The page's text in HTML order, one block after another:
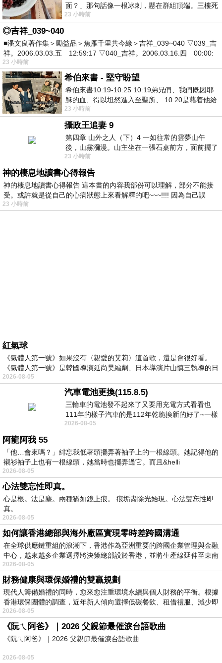
面？」那句話像一根冰刺，懸在群組頂端。三樓死
死盯著照片裡的人。那個人確實站在
23 小時前
◎吉祥_039~040
■潘文良著作集＞勵益品＞魚雁千里共今緣＞吉祥_039~040 ▽039_吉
祥。2006.03.03.五 12:59:17 ▽040_吉祥。2006.03.16.四 00:00:
23 小時前
希伯來書 - 堅守盼望
希伯來書10:19-10:25 10:19弟兄們、我們既因耶
穌的血、得以坦然進入至聖所、 10:20是藉着他給
我們開了一條又新又活的路從幔子經過
23 小時前
攝政王追妻 9
第四章 山外之人（下）4 一如往常的雲夢山午
後，山霧瀰漫。山主坐在一張石桌前方，面前擺了
一盤未下完的棋盤，還有一壺茶與兩只冒
23 小時前
神的棲息地讀書心得報告
神的棲息地讀書心得報告 這本書的內容我部份可以理解，部分不能接
受。或許就是從自己的心病狀態上來看解釋的吧~~~!!!! 因為自己誤
23 小時前
紅氣球
《氣體人第一號》如果沒有〈親愛的艾莉〉這首歌，還是會很好看。
《氣體人第一號》是韓國導演延尚昊編劇、日本導演片山慎三執導的日
2026-08-05
汽車電池更換(115.8.5)
三輪車的電池發不起來了又要用充電方式看看也
111年的樣子汽車的是112年乾脆換新的好了~一樣
在阿炮電池買的漲了一百多塊吧
2026-08-05
阿龍阿我 55
「他…會來嗎？」緋忘我低著頭擺弄著袖子上的一根線頭。她記得他的
襯衫袖子上也有一根線頭，她當時也擺弄過它。而且&helli
2026-08-05
心法雙忘性即真。
心是根。法是塵。兩種猶如鏡上痕。 痕垢盡除光始現。心法雙忘性即
真。
2026-08-05
如何讓香港總部與海外廠區實現零時差跨國溝通
在全球供應鏈重組的浪潮下，香港作為亞洲重要的跨國企業管理與金融
中心，越來越多企業選擇將決策總部設於香港，並將生產線延伸至東南
2026-08-05
財務健康與環保婚禮的雙贏規劃
現代人籌備婚禮的同時，愈來愈注重環境永續與個人財務的平衡。根據
香港環保團體的調查，近年新人傾向選擇低碳餐飲、租借禮服、減少即
2026-08-05
《阮ㄟ阿爸》｜2026 父親節最催淚台語歌曲
《阮ㄟ阿爸》｜2026 父親節最催淚台語歌曲
2026-08-05